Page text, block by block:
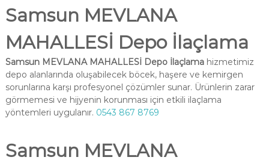
Samsun MEVLANA
MAHALLESİ Depo İlaçlama
Samsun MEVLANA MAHALLESİ Depo İlaçlamahizmetimiz
depo alanlarında oluşabilecek böcek, haşere ve kemirgen
sorunlarına karşı profesyonel çözümler sunar. Ürünlerin zarar
görmemesi ve hijyenin korunması için etkili ilaçlama
yöntemleri uygulanır. 0543 867 8769
Samsun MEVLANA